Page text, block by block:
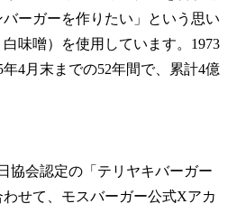
ーガーを作りたい」という思い
味噌）を使用しています。1973
4月末までの52年間で、累計4億
協会認定の「テリヤキバーガー
せて、モスバーガー公式Xアカ